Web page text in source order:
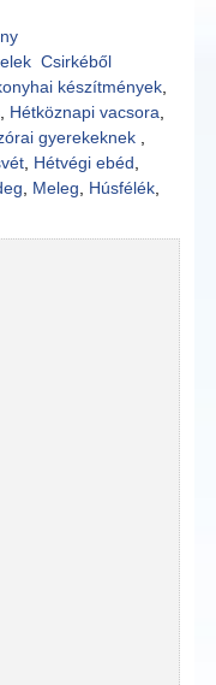
Csirkéből
készítmények
Hétköznapi vacsora
gyerekeknek
Hétvégi ebéd
Meleg Húsfélék